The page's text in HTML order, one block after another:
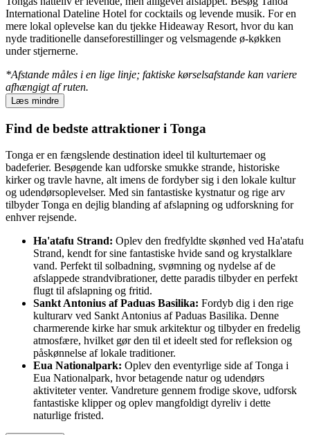
International Dateline Hotel for cocktails og levende musik. For en
mere lokal oplevelse kan du tjekke Hideaway Resort, hvor du kan
nyde traditionelle danseforestillinger og velsmagende ø-køkken
under stjernerne.
*Afstande måles i en lige linje; faktiske kørselsafstande kan variere
afhængigt af ruten.
Læs mindre
Find de bedste attraktioner i Tonga
Tonga er en fængslende destination ideel til kulturtemaer og
badeferier. Besøgende kan udforske smukke strande, historiske
kirker og travle havne, alt imens de fordyber sig i den lokale kultur
og udendørsoplevelser. Med sin fantastiske kystnatur og rige arv
tilbyder Tonga en dejlig blanding af afslapning og udforskning for
enhver rejsende.
Ha'atafu Strand: Oplev den fredfyldte skønhed ved Ha'atafu
Strand, kendt for sine fantastiske hvide sand og krystalklare
vand. Perfekt til solbadning, svømning og nydelse af de
afslappede strandvibrationer, dette paradis tilbyder en perfekt
flugt til afslapning og fritid.
Sankt Antonius af Paduas Basilika: Fordyb dig i den rige
kulturarv ved Sankt Antonius af Paduas Basilika. Denne
charmerende kirke har smuk arkitektur og tilbyder en fredelig
atmosfære, hvilket gør den til et ideelt sted for refleksion og
påskønnelse af lokale traditioner.
Eua Nationalpark: Oplev den eventyrlige side af Tonga i
Eua Nationalpark, hvor betagende natur og udendørs
aktiviteter venter. Vandreture gennem frodige skove, udforsk
fantastiske klipper og oplev mangfoldigt dyreliv i dette
naturlige fristed.